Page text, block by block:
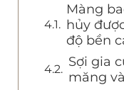
Màng
hủy
độ bền
Sợi gia
măng